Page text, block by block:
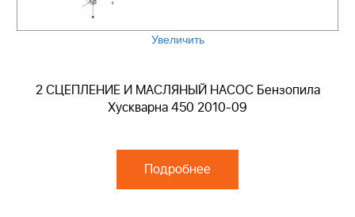
Увеличить
2 СЦЕПЛЕНИЕ И МАСЛЯНЫЙ НАСОС Бензопила
Хускварна 450 2010-09
Подробнее